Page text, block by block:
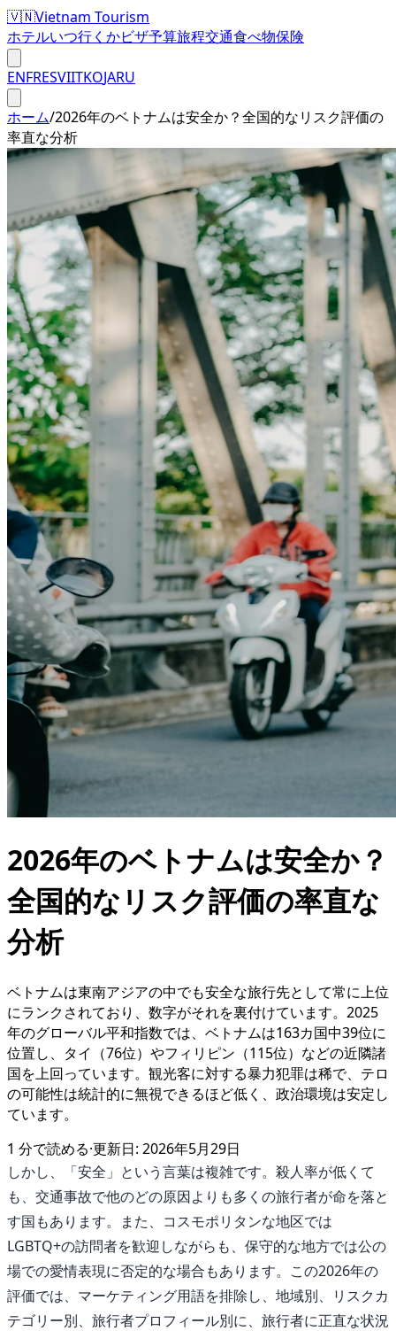
🇻🇳Vietnam Tourism
ホテルいつ行くかビザ予算旅程交通食べ物保険
ENFRESVIITKOJARU
ホーム/2026年のベトナムは安全か？全国的なリスク評価の
率直な分析
2026年のベトナムは安全か？
全国的なリスク評価の率直な
分析
ベトナムは東南アジアの中でも安全な旅行先として常に上位
にランクされており、数字がそれを裏付けています。2025
年のグローバル平和指数では、ベトナムは163カ国中39位に
位置し、タイ（76位）やフィリピン（115位）などの近隣諸
国を上回っています。観光客に対する暴力犯罪は稀で、テロ
の可能性は統計的に無視できるほど低く、政治環境は安定し
ています。
1 分で読める·更新日: 2026年5月29日
しかし、「安全」という言葉は複雑です。殺人率が低くて
も、交通事故で他のどの原因よりも多くの旅行者が命を落と
す国もあります。また、コスモポリタンな地区では
LGBTQ+の訪問者を歓迎しながらも、保守的な地方では公の
場での愛情表現に否定的な場合もあります。この2026年の
評価では、マーケティング用語を排除し、地域別、リスクカ
テゴリー別、旅行者プロフィール別に、旅行者に正直な状況